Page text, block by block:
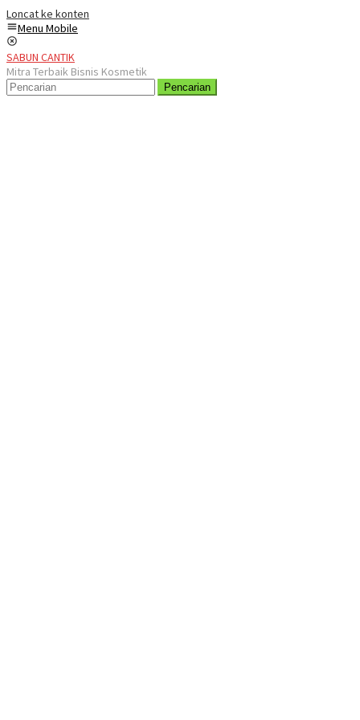
Loncat ke konten
Menu Mobile
SABUN CANTIK
Mitra Terbaik Bisnis Kosmetik
Pencarian